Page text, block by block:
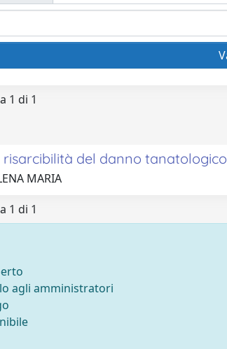
1 di 1
del danno tanatologico
MARIA
1 di 1
agli amministratori